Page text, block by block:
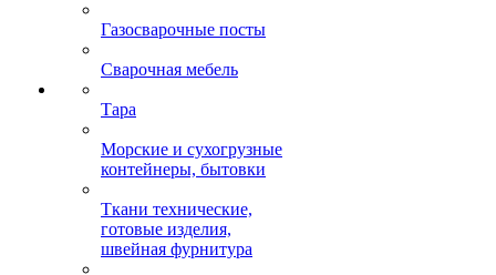
Газосварочные посты
Сварочная мебель
Тара
Морские и сухогрузные
контейнеры, бытовки
Ткани технические,
готовые изделия,
швейная фурнитура